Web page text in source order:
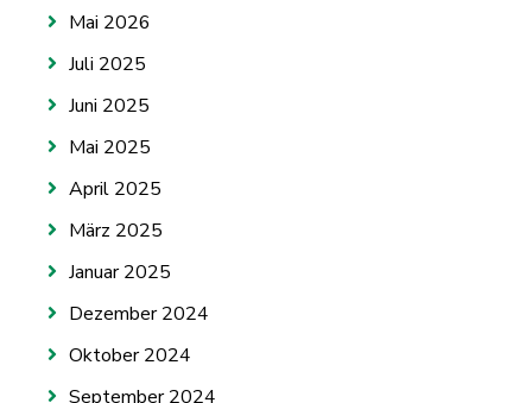
Mai 2026
Juli 2025
Juni 2025
Mai 2025
April 2025
März 2025
Januar 2025
Dezember 2024
Oktober 2024
September 2024